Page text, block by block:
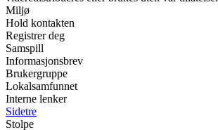
Miljø
Hold kontakten
Registrer deg
Samspill
Informasjonsbrev
Brukergruppe
Lokalsamfunnet
Interne lenker
Sidetre
Stolpe